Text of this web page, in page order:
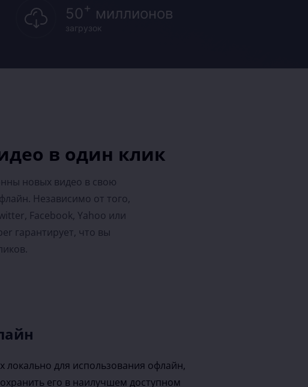
50+ миллионов
загрузок
в один клик
новых видео в свою
Независимо от того,
Facebook, Yahoo или
гарантирует, что вы
локально для использования офлайн,
его в наилучшем доступном